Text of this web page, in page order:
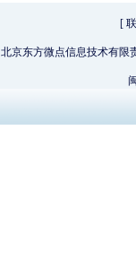
[
北京东方微点信息技术有限